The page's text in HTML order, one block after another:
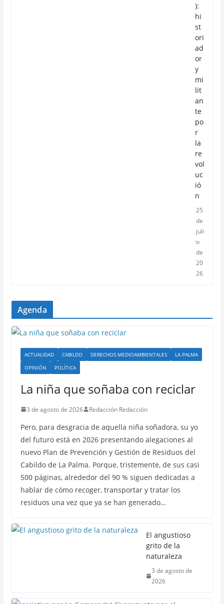
):
hi
st
ori
ad
or
y
mi
lit
an
te
po
r
la
re
vol
uc
ió
n
25
de
juli
o
de
20
26
Agenda
ACTUALIDAD CABILDO DERECHOS MEDIOAMBIENTALES
LA PALMA
OPINIÓN
POLÍTICA
La niña que soñaba con reciclar
3 de agosto de 2026 Redacción Redacción
Pero, para desgracia de aquella niña soñadora, su yo
del futuro está en 2026 presentando alegaciones al
nuevo Plan de Prevención y Gestión de Residuos del
Cabildo de La Palma. Porque, tristemente, de sus casi
500 páginas, alrededor del 90 % siguen dedicadas a
hablar de cómo recoger, transportar y tratar los
residuos una vez que ya se han generado…
El angustioso
grito de la
naturaleza
3 de agosto de
2026